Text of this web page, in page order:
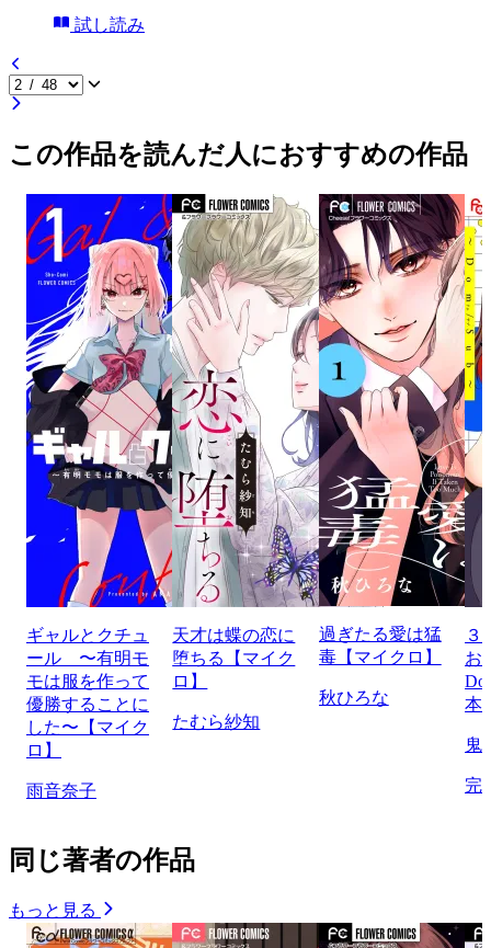
試し読み
この作品を読んだ人におすすめの作品
ギャルとクチュ
ール 〜有明モ
モは服を作って
優勝することに
した〜【マイク
ロ】
雨音奈子
天才は蝶の恋に
堕ちる【マイク
ロ】
たむら紗知
過ぎたる愛は猛
毒【マイクロ】
秋ひろな
３
お
本
鬼
完
同じ著者の作品
もっと見る